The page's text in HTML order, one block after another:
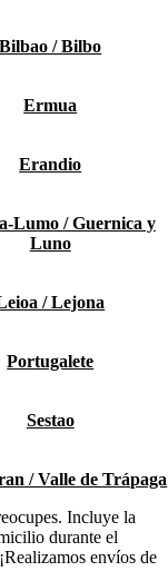
Bilbao / Bilbo
Ermua
Erandio
Lumo / Guernica y
Luno
/ Lejona
Portugalete
Sestao
/ Valle de Trápaga
Incluye la
durante el
envíos de